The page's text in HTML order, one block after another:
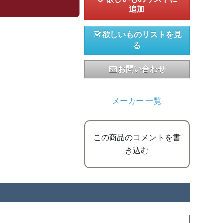
欲しいものリストを見
る
お問い合わせ
メーカー 一覧
この商品のコメントを書
き込む